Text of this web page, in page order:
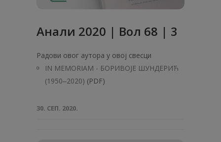
Анали 2020 | Вол 68 | 3
Радови овог аутора у овој свесци
IN MEMORIAM - БОРИВОЈЕ ШУНДЕРИЋ
(1950‒2020) (PDF)
30. СЕП. 2020.